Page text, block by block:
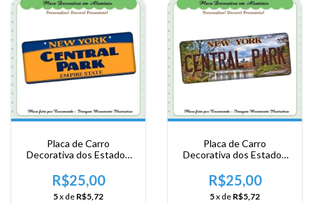
Placa de Carro
Decorativa dos Estados
New York - Central Park
R$25,00
5x de R$5,72
Placa de Carro
Decorativa dos Estados
New York - Central Park
R$25,00
5x de R$5,72